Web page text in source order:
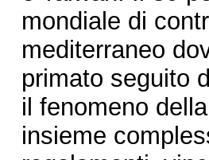
mondiale di
mediterraneo
primato seguito
il fenomeno
insieme